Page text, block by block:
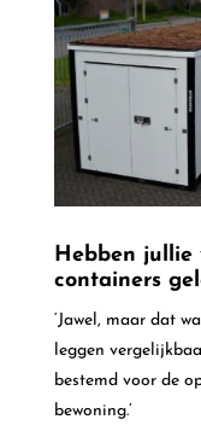
Hebben jullie
containers
‘Jawel, maar dat
leggen
bestemd voor de
bewoning.’